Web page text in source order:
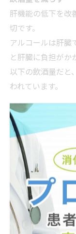
肝機能の低下を改
切です。
アルコールは肝臓
と肝臓に負担がか
以下の飲酒量だと
われています。
・ビール…500mlまで
・日本酒…1合まで
・ワイン…200mlまで
・ウイスキー
まとめ